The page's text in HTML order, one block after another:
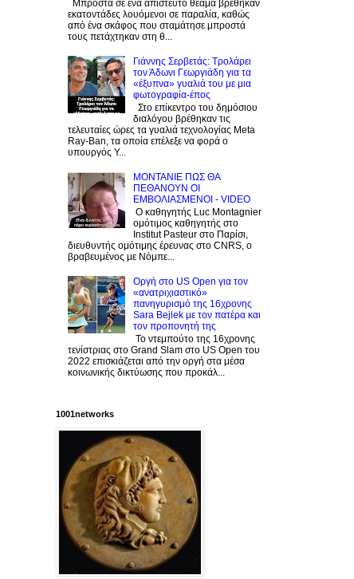
Μπροστά σε ένα απίστευτο θέαμα βρέθηκαν
εκατοντάδες λουόμενοι σε παραλία, καθώς
από ένα σκάφος που σταμάτησε μπροστά
τους πετάχτηκαν στη θ...
Γιάννης Σερβετάς: Τρολάρει
τον Άδωνι Γεωργιάδη για τα
«έξυπνα» γυαλιά του με μια
φωτογραφία-έπος
Στο επίκεντρο του δημόσιου
διαλόγου βρέθηκαν τις
τελευταίες ώρες τα γυαλιά τεχνολογίας Meta
Ray-Ban, τα οποία επέλεξε να φορά ο
υπουργός Υ...
ΜΟΝΤΑΝΙΕ ΠΩΣ ΘΑ
ΠΕΘΑΝΟΥΝ ΟΙ
ΕΜΒΟΛΙΑΣΜΕΝΟΙ - VIDEO
Ο καθηγητής Luc Montagnier
ομότιμος καθηγητής στο
Institut Pasteur στο Παρίσι,
διευθυντής ομότιμης έρευνας στο CNRS, o
βραβευμένος με Νόμπε...
Οργή στο US Open για τον
«ανατριχιαστικό»
πανηγυρισμό της 16χρονης
Sara Bejlek με τον πατέρα και
τον προπονητή της
Το ντεμπούτο της 16χρονης
τενίστριας στο Grand Slam στο US Open του
2022 επισκιάζεται από την οργή στα μέσα
κοινωνικής δικτύωσης που προκάλ...
1001networks